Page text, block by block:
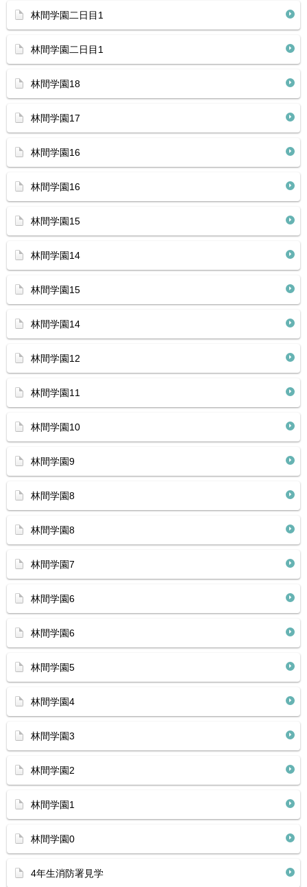
林間学園二日目1
林間学園二日目1
林間学園18
林間学園17
林間学園16
林間学園16
林間学園15
林間学園14
林間学園15
林間学園14
林間学園12
林間学園11
林間学園10
林間学園9
林間学園8
林間学園8
林間学園7
林間学園6
林間学園6
林間学園5
林間学園4
林間学園3
林間学園2
林間学園1
林間学園0
4年生消防署見学